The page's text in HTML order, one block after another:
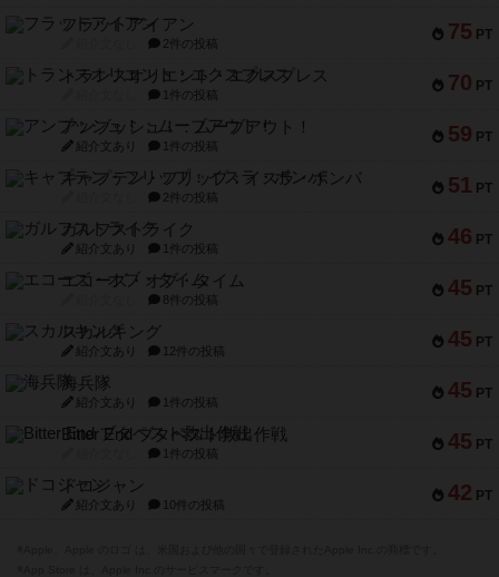
75 PT
フラットアイアン
2件の投稿
70 PT
トランスオリエント・エクスプレス
1件の投稿
59 PT
アンブッシュ！：ムーブアウト！
紹介文あり 1件の投稿
51 PT
キャプテン・フリップ：イスラ・ボンバ
2件の投稿
46 PT
ガルフストライク
紹介文あり 1件の投稿
45 PT
エコーズ・オブ・タイム
8件の投稿
45 PT
スカルキング
紹介文あり 12件の投稿
45 PT
海兵隊
紹介文あり 1件の投稿
45 PT
Bitter End ブタペスト救出作戦
1件の投稿
42 PT
ドコジャン
紹介文あり 10件の投稿